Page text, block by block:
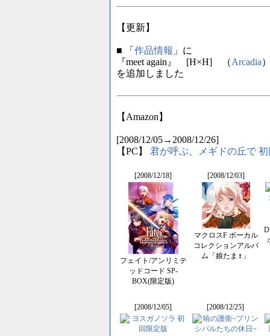
【更新】
■ 「 作品情報 」に
『meet again』 [H×H] （Arcadia
を追加しました
【Amazon】
[2008/12/05→2008/12/26]
【PC】
君が呼ぶ、メギドの丘で
[2008/12/18]
フェイト/アンリミテ
ッドコード SP-
BOX(限定版)
[2008/12/03]
マクロスF ボーカル
コレクションアルバ
ム「娘たま♀」
[2008/12/05] [2008/12/25]